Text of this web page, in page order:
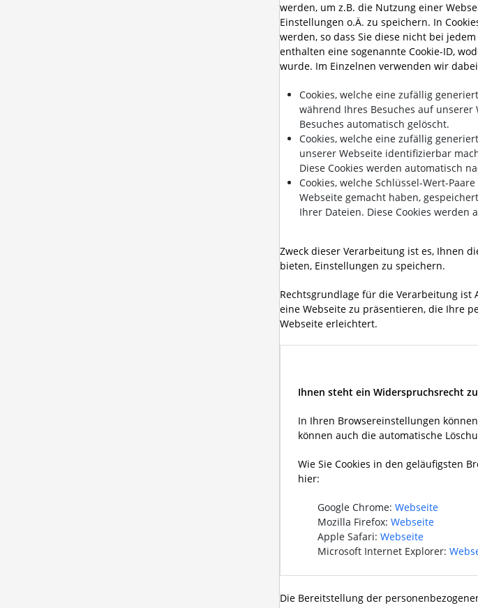
werden, um z.B. die Nutzung einer
Einstellungen o.Ä. zu speichern. In
werden, so dass Sie diese nicht bei
enthalten eine sogenannte Cookie-ID,
wurde. Im Einzelnen verwenden wir
Cookies, welche eine zufällig
während Ihres Besuches auf unserer
Besuches automatisch gelöscht.
Cookies, welche eine zufällig
unserer Webseite identifizierbar
Diese Cookies werden automatisch
Cookies, welche Schlüssel-Wert-
Webseite gemacht haben,
Ihrer Dateien. Diese Cookies werden
Zweck dieser Verarbeitung ist es, Ihnen
bieten, Einstellungen zu speichern.
Rechtsgrundlage für die Verarbeitung ist
eine Webseite zu präsentieren, die Ihre
Webseite erleichtert.
Ihnen steht ein Widerspruchsrecht
In Ihren Browsereinstellungen
können auch die automatische
Wie Sie Cookies in den geläufigsten
hier:
Google Chrome:Webseite
Mozilla Firefox:Webseite
Apple Safari:Webseite
Microsoft Internet Explorer:
Die Bereitstellung der